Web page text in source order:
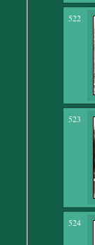
522
523
524